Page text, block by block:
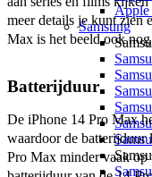
Apple
Samsung
meer details je kunt zien
Max is het beeld ook
Batterijduur
De iPhone 14 Pro Max
waardoor de batterijduur
Pro Max minder vaak op